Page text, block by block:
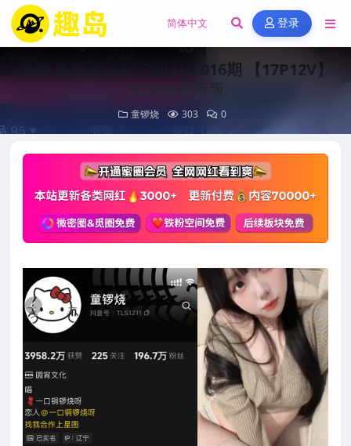
登录
觅圈 童锣烧 铁粉空间 NO.016期 【17P12V】
2025年最新版
童锣烧 303 0